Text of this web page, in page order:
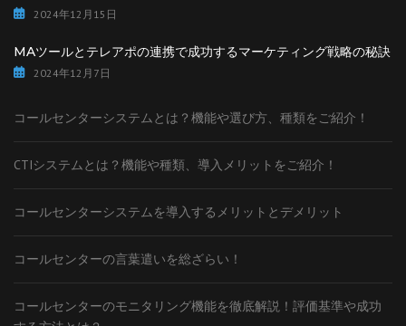
2024年12月15日
MAツールとテレアポの連携で成功するマーケティング戦略の秘訣
2024年12月7日
コールセンターシステムとは？機能や選び方、種類をご紹介！
CTIシステムとは？機能や種類、導入メリットをご紹介！
コールセンターシステムを導入するメリットとデメリット
コールセンターの言葉遣いを総ざらい！
コールセンターのモニタリング機能を徹底解説！評価基準や成功